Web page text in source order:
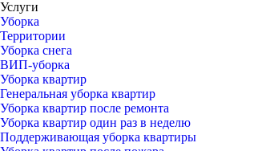
Услуги
Уборка
Территории
Уборка снега
ВИП-уборка
Уборка квартир
Генеральная уборка квартир
Уборка квартир после ремонта
Уборка квартир один раз в неделю
Поддерживающая уборка квартиры